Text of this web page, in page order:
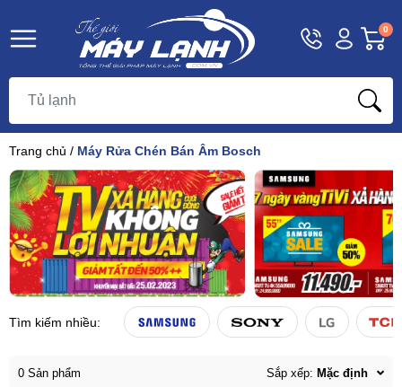
Hotline
1800
Tài
khoản
Khách
0
Trang chủ / Máy Rửa Chén Bán Âm Bosch
Tìm kiếm nhiều:
0 Sản phẩm Sắp xếp: Mặc định